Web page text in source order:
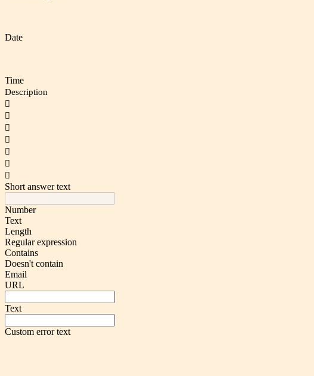
Date
Time
Description







Short answer text
Number
Text
Length
Regular expression
Contains
Doesn't contain
Email
URL
Text
Custom error text